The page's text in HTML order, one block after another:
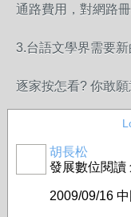
通路費用，對網路
3.台語文學界需要新
逐家按怎看? 你敢
胡長松
發展數位閱讀
2009/09/16